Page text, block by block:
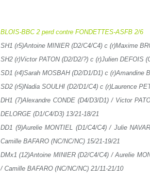
BLOIS-BBC 2 perd contre FONDETTES-ASFB 2/6
SH1 (r5)Antoine MINIER (D2/C4/C4) c (r)Maxime
SH2 (r)Victor PATON (D2/D2/?) c (r)Julien DEFOIS
SD1 (r4)Sarah MOSBAH (D2/D1/D1) c (r)Amandine
SD2 (r5)Nadia SOULHI (D2/D1/C4) c (r)Laurence
DH1 (7)Alexandre CONDE (D4/D3/D1) / Victor
DELORGE (D1/C4/D3) 13/21-18/21
DD1 (9)Aurelie MONTIEL (D1/C4/C4) / Julie
Camille BAFARO (NC/NC/NC) 15/21-19/21
DMx1 (12)Antoine MINIER (D2/C4/C4) / Aurelie
/ Camille BAFARO (NC/NC/NC) 21/11-21/10